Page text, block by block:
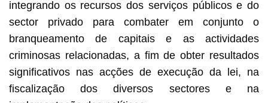
integrando os recursos dos serviços públicos e do
sector privado para combater em conjunto o
branqueamento de capitais e as actividades
criminosas relacionadas, a fim de obter resultados
significativos nas acções de execução da lei, na
fiscalização dos diversos sectores e na